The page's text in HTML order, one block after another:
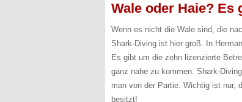
Wale oder Haie? Es
Wenn es nicht die Wale sind, die
Shark-Diving ist hier groß. In
Es gibt um die zehn lizenzierte
ganz nahe zu kommen. Shark-
man von der Partie. Wichtig ist nur,
besitzt!